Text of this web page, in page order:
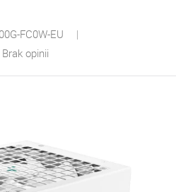
FC0W-EU
Brak opinii